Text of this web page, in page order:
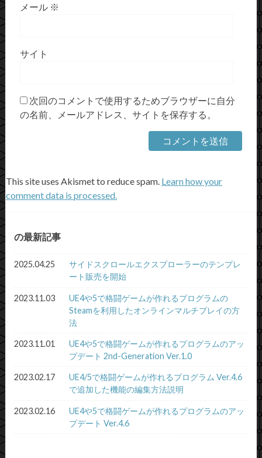
メール ※
サイト
次回のコメントで使用するためブラウザーに自分
の名前、メールアドレス、サイトを保存する。
This site uses Akismet to reduce spam. Learn how your
comment data is processed.
の最新記事
2025.04.25
サイドスクロールエクスプローラーのテンプレ
ート販売を開始
2023.11.03
UE4や5で格闘ゲームが作れるプログラムの
Steamを利用したオンラインマルチプレイの方
法
2023.11.01
UE4や5で格闘ゲームが作れるプログラムのアッ
プデート 2nd-Generation Ver.1.0
2023.02.17
UE4/5で格闘ゲームが作れるプログラム Ver.4.6
で追加した機能の編集方法説明
2023.02.16
UE4や5で格闘ゲームが作れるプログラムのアッ
プデート Ver.4.6